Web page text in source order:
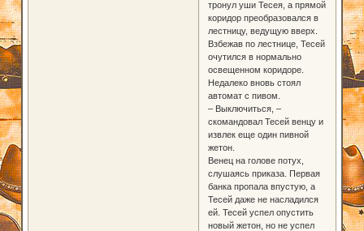
тронул уши Тесея, а прямой
коридор преобразовался в
лестницу, ведущую вверх.
Взбежав по лестнице, Тесей
очутился в нормально
освещенном коридоре.
Недалеко вновь стоял
автомат с пивом.
– Выключиться, –
скомандовал Тесей венцу и
извлек еще один пивной
жетон.
Венец на голове потух,
слушаясь приказа. Первая
банка пропала впустую, а
Тесей даже не насладился
ей. Тесей успел опустить
новый жетон, но не успел